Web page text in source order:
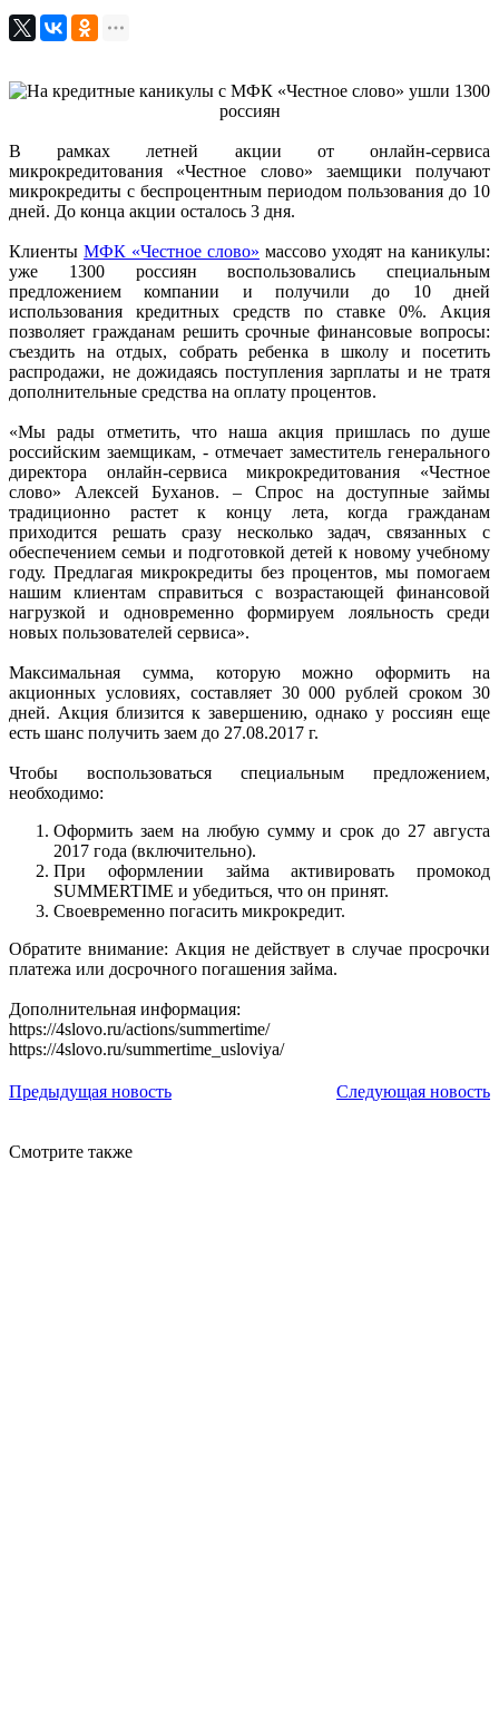
В рамках летней акции от онлайн-сервиса
микрокредитования «Честное слово» заемщики получают
микрокредиты с беспроцентным периодом пользования до 10
дней. До конца акции осталось 3 дня.
Клиенты МФК «Честное слово» массово уходят на каникулы:
уже 1300 россиян воспользовались специальным
предложением компании и получили до 10 дней
использования кредитных средств по ставке 0%. Акция
позволяет гражданам решить срочные финансовые вопросы:
съездить на отдых, собрать ребенка в школу и посетить
распродажи, не дожидаясь поступления зарплаты и не тратя
дополнительные средства на оплату процентов.
«Мы рады отметить, что наша акция пришлась по душе
российским заемщикам, - отмечает заместитель генерального
директора онлайн-сервиса микрокредитования «Честное
слово» Алексей Буханов. – Спрос на доступные займы
традиционно растет к концу лета, когда гражданам
приходится решать сразу несколько задач, связанных с
обеспечением семьи и подготовкой детей к новому учебному
году. Предлагая микрокредиты без процентов, мы помогаем
нашим клиентам справиться с возрастающей финансовой
нагрузкой и одновременно формируем лояльность среди
новых пользователей сервиса».
Максимальная сумма, которую можно оформить на
акционных условиях, составляет 30 000 рублей сроком 30
дней. Акция близится к завершению, однако у россиян еще
есть шанс получить заем до 27.08.2017 г.
Чтобы воспользоваться специальным предложением,
необходимо:
Оформить заем на любую сумму и срок до 27 августа
2017 года (включительно).
При оформлении займа активировать промокод
SUMMERTIME и убедиться, что он принят.
Своевременно погасить микрокредит.
Обратите внимание: Акция не действует в случае просрочки
платежа или досрочного погашения займа.
Дополнительная информация:
https://4slovo.ru/actions/summertime/
https://4slovo.ru/summertime_usloviya/
Предыдущая новость Следующая новость
Смотрите также